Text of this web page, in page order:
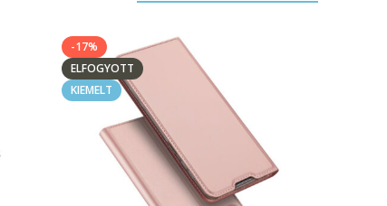
-17%
ELFOGYOTT
KIEMELT